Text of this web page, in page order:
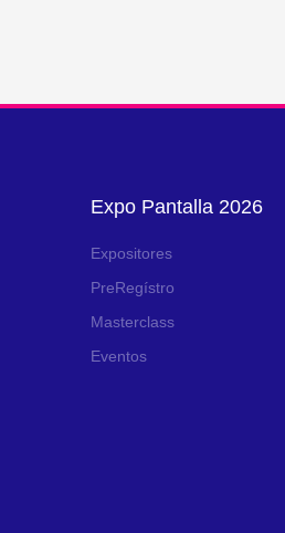
Expo Pantalla 2026
Expositores
PreRegístro
Masterclass
Eventos